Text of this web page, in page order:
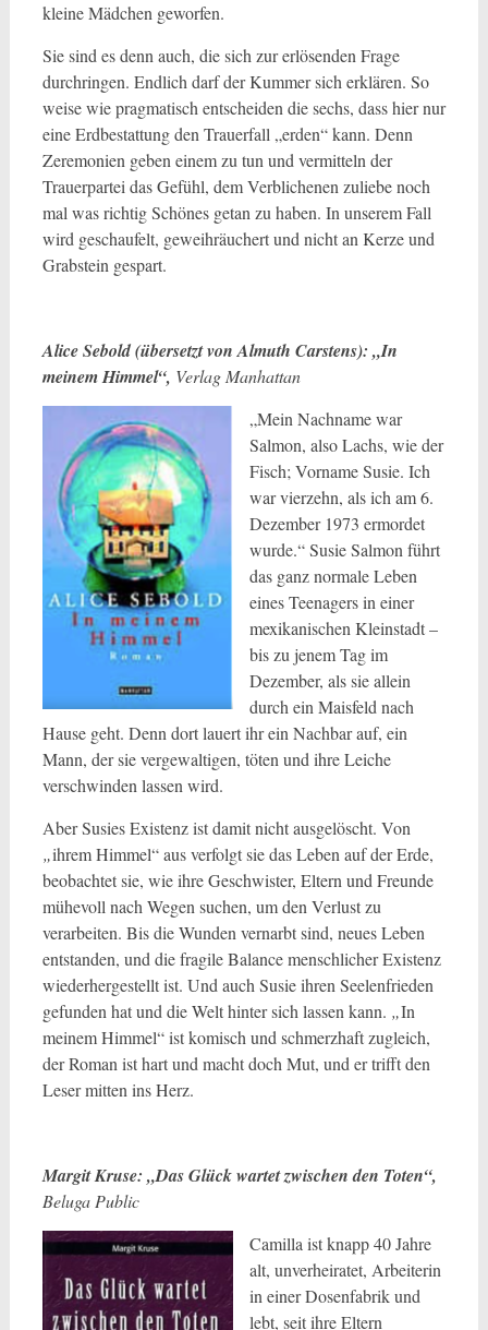
kleine Mädchen geworfen.
Sie sind es denn auch, die sich zur erlösenden Frage
durchringen. Endlich darf der Kummer sich erklären. So
weise wie pragmatisch entscheiden die sechs, dass hier nur
eine Erdbestattung den Trauerfall „erden“ kann. Denn
Zeremonien geben einem zu tun und vermitteln der
Trauerpartei das Gefühl, dem Verblichenen zuliebe noch
mal was richtig Schönes getan zu haben. In unserem Fall
wird geschaufelt, geweihräuchert und nicht an Kerze und
Grabstein gespart.
Alice Sebold (übersetzt von Almuth Carstens): „In
meinem Himmel“, Verlag Manhattan
„Mein Nachname war
Salmon, also Lachs, wie der
Fisch; Vorname Susie. Ich
war vierzehn, als ich am 6.
Dezember 1973 ermordet
wurde.“ Susie Salmon führt
das ganz normale Leben
eines Teenagers in einer
mexikanischen Kleinstadt –
bis zu jenem Tag im
Dezember, als sie allein
durch ein Maisfeld nach
Hause geht. Denn dort lauert ihr ein Nachbar auf, ein
Mann, der sie vergewaltigen, töten und ihre Leiche
verschwinden lassen wird.
Aber Susies Existenz ist damit nicht ausgelöscht. Von
„ihrem Himmel“ aus verfolgt sie das Leben auf der Erde,
beobachtet sie, wie ihre Geschwister, Eltern und Freunde
mühevoll nach Wegen suchen, um den Verlust zu
verarbeiten. Bis die Wunden vernarbt sind, neues Leben
entstanden, und die fragile Balance menschlicher Existenz
wiederhergestellt ist. Und auch Susie ihren Seelenfrieden
gefunden hat und die Welt hinter sich lassen kann. „In
meinem Himmel“ ist komisch und schmerzhaft zugleich,
der Roman ist hart und macht doch Mut, und er trifft den
Leser mitten ins Herz.
Margit Kruse: „Das Glück wartet zwischen den Toten“,
Beluga Public
Camilla ist knapp 40 Jahre
alt, unverheiratet, Arbeiterin
in einer Dosenfabrik und
lebt, seit ihre Eltern